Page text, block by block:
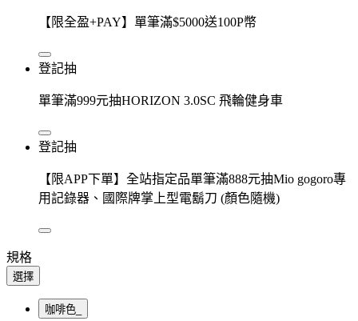
【限全盈+PAY】單筆滿$5000送100P幣
登記抽
單筆滿999元抽HORIZON 3.0SC 飛輪健身車
登記抽
【限APP下單】全站指定品單筆滿888元抽Mio gogoro專
用記錄器、國際牌掌上型電鬍刀 (顏色隨機)
規格
選擇
咖啡色_